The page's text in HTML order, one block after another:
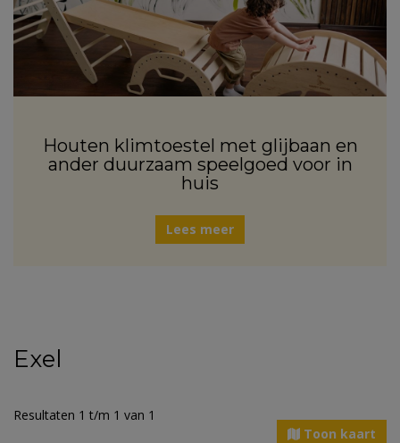
Houten klimtoestel met glijbaan en
ander duurzaam speelgoed voor in
huis
Lees meer
Exel
Resultaten 1 t/m 1 van 1
Toon kaart